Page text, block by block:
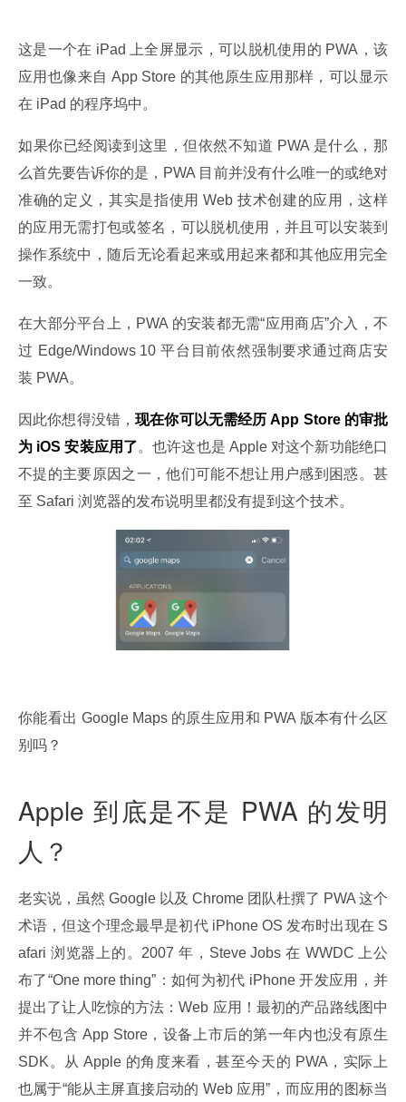
这是一个在 iPad 上全屏显示，可以脱机使用的 PWA，该
应用也像来自 App Store 的其他原生应用那样，可以显示
在 iPad 的程序坞中。
如果你已经阅读到这里，但依然不知道 PWA 是什么，那
么首先要告诉你的是，PWA 目前并没有什么唯一的或绝对
准确的定义，其实是指使用 Web 技术创建的应用，这样
的应用无需打包或签名，可以脱机使用，并且可以安装到
操作系统中，随后无论看起来或用起来都和其他应用完全
一致。
在大部分平台上，PWA 的安装都无需“应用商店”介入，不
过 Edge/Windows 10 平台目前依然强制要求通过商店安
装 PWA。
因此你想得没错，现在你可以无需经历 App Store 的审批
为 iOS 安装应用了。也许这也是 Apple 对这个新功能绝口
不提的主要原因之一，他们可能不想让用户感到困惑。甚
至 Safari 浏览器的发布说明里都没有提到这个技术。
你能看出 Google Maps 的原生应用和 PWA 版本有什么区
别吗？
Apple 到底是不是 PWA 的发明
人？
老实说，虽然 Google 以及 Chrome 团队杜撰了 PWA 这个
术语，但这个理念最早是初代 iPhone OS 发布时出现在 S
afari 浏览器上的。2007 年，Steve Jobs 在 WWDC 上公
布了“One more thing”：如何为初代 iPhone 开发应用，并
提出了让人吃惊的方法：Web 应用！最初的产品路线图中
并不包含 App Store，设备上市后的第一年内也没有原生
SDK。从 Apple 的角度来看，甚至今天的 PWA，实际上
也属于“能从主屏直接启动的 Web 应用”，而应用的图标当